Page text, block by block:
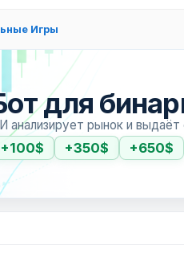
Игры
для
анализирует рынок и выдаёт
+100$ +350$ +650$